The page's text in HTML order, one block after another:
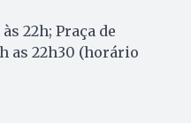
22h; Praça de
as 22h30 (horário